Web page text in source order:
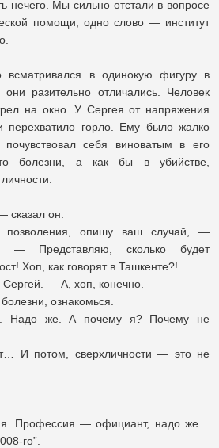
нечего. Мы сильно отстали в вопросе
помощи, одно слово — институт
всматривался в одинокую фигуру в
разительно отличались. Человек
на окно. У Сергея от напряжения
перехватило горло. Ему было жалко
почувствовал себя виноватым в его
болезни, а как бы в убийстве,
он.
опишу ваш случай, —
— Представляю, сколько будет
Хоп, как говорят в Ташкенте?!
— А, хоп, конечно.
ознакомься.
Надо же. А почему я? Почему не
И потом, сверхличности — это не
Профессия — официант, надо же…
го”.